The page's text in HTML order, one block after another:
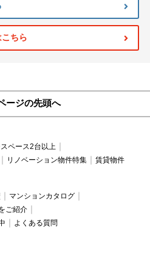
ちら
ージの先頭へ
ペース2台以上
リノベーション物件特集 賃貸物件
マンションカタログ
ご紹介
よくある質問